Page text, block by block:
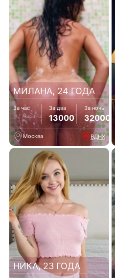
МИЛАНА, 24 ГОДА
За час
Не указано
За два
13000
За ночь
32000
Москва ВДНХ
НИКА, 23 ГОДА